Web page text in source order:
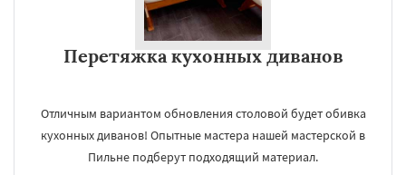
Перетяжка кухонных диванов
Отличным вариантом обновления столовой будет обивка
кухонных диванов! Опытные мастера нашей мастерской в
Пильне подберут подходящий материал.